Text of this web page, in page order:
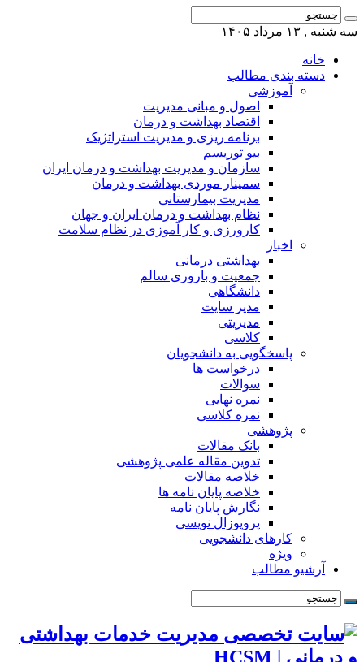
سه شنبه , ۱۳ مرداد ۱۴۰۵
خانه
دسته بندی مطالب
آموزشی
اصول و مبانی مدیریت
اقتصاد بهداشت و درمان
برنامه ریزی و مدیریت استراتژیک
بیو توریسم
سازمان و مدیریت بهداشت و درمان ایران
سمینار موردی بهداشت و درمان
مدیریت بیمارستانی
نظام بهداشت و درمان ایران و جهان
کارورزی و کار آموزی در نظام سلامت
اخبار
بهداشتی درمانی
جمعیت و باروری سالم
دانشگاهی
مدیر سایت
مدیریتی
کلاسی
پاسخگویی به دانشجویان
درخواست ها
سوالات
نمره نهایی
نمره کلاسی
پژوهشی
بانک مقالات
تدوین مقاله علمی پژوهشی
خلاصه مقالات
خلاصه پایان نامه ها
نگارش پایان نامه
پروپوزال نویسی
کارهای دانشجویی
ویژه
آرشیو مطالب